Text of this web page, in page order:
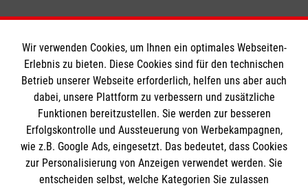
Informationen
Impressum
Datenschutz
Kontakt
Die Malteser
Wir verwenden Cookies, um Ihnen ein optimales Webseiten-
Erlebnis zu bieten. Diese Cookies sind für den technischen
Betrieb unserer Webseite erforderlich, helfen uns aber auch
dabei, unsere Plattform zu verbessern und zusätzliche
Funktionen bereitzustellen. Sie werden zur besseren
Erfolgskontrolle und Aussteuerung von Werbekampagnen,
wie z.B. Google Ads, eingesetzt. Das bedeutet, dass Cookies
zur Personalisierung von Anzeigen verwendet werden. Sie
entscheiden selbst, welche Kategorien Sie zulassen